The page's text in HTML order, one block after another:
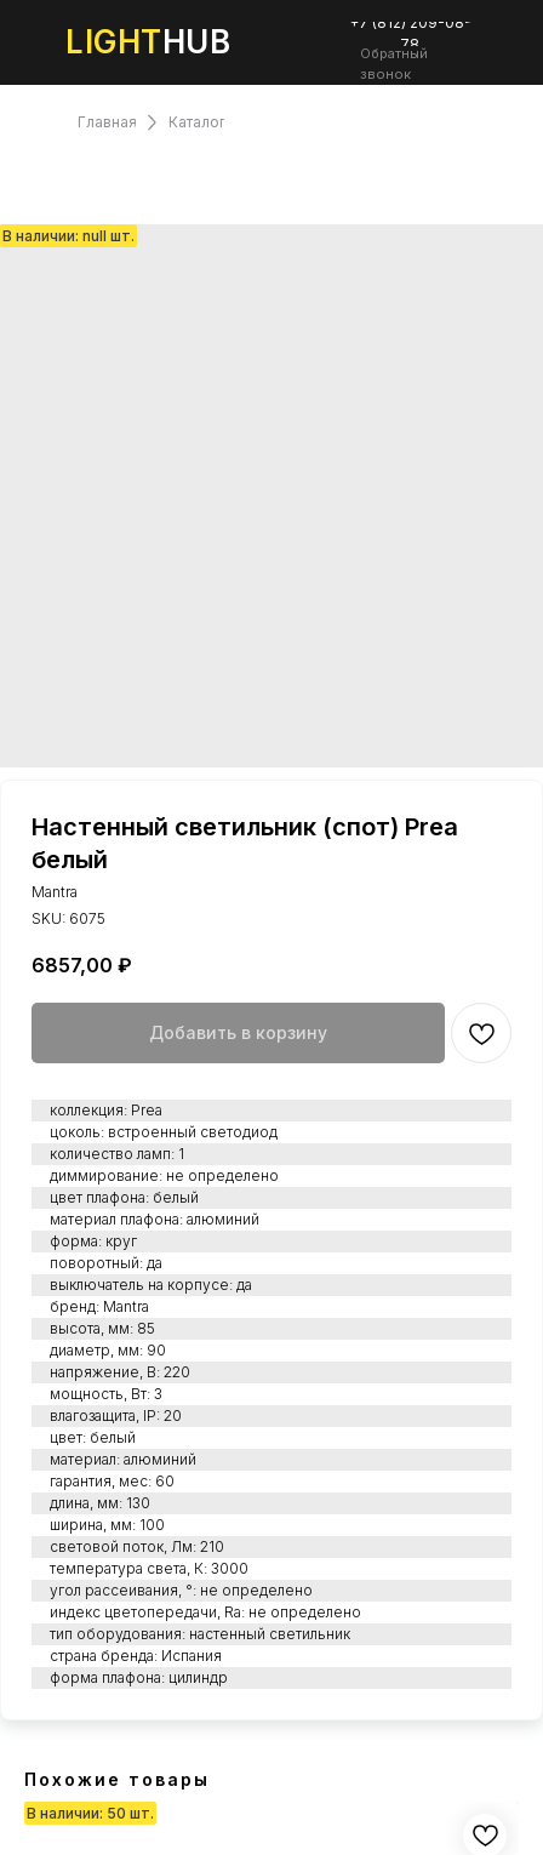
LIGHTHUB
+7 (812) 209-08-
78
Обратный
звонок
Каталог
Главная
Настенный светильник (спот) Prea
белый
Mantra
SKU: 6075
6857,00 ₽
Добавить в корзину
коллекция: Prea
цоколь: встроенный светодиод
количество ламп: 1
диммирование: не определено
цвет плафона: белый
материал плафона: алюминий
форма: круг
поворотный: да
выключатель на корпусе: да
бренд: Mantra
высота, мм: 85
диаметр, мм: 90
напряжение, В: 220
мощность, Вт: 3
влагозащита, IP: 20
цвет: белый
материал: алюминий
гарантия, мес: 60
длина, мм: 130
ширина, мм: 100
световой поток, Лм: 210
температура света, К: 3000
угол рассеивания, °: не определено
индекс цветопередачи, Ra: не определено
тип оборудования: настенный светильник
страна бренда: Испания
форма плафона: цилиндр
Похожие товары